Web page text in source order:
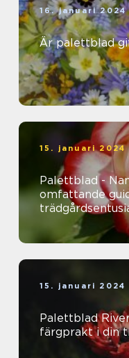
16. januari 2024
Är palettblad
15. januari 2024
Palettblad -
omfattande
15. januari 2024
Palettblad
färgprakt i din